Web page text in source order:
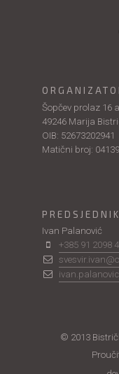
Šopčev prolaz 16 a,
49246 Marija
OIB: 52673202941
Matični broj:
PREDSJEDNIK
Ivan Palanović
+385 91 2098
© 2013